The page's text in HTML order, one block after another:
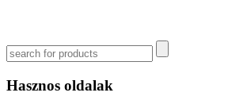
Hasznos oldalak